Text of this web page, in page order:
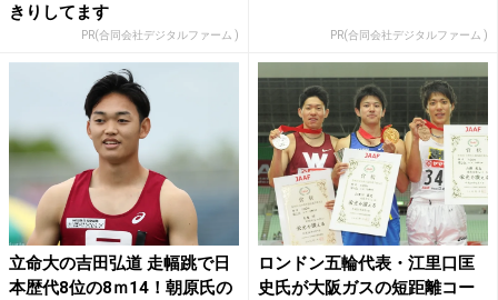
きりしてます
PR(合同会社デジタルファーム ) PR(合同会社デジタルファーム )
立命大の吉田弘道 走幅跳で日
本歴代8位の8ｍ14！朝原氏の
ロンドン五輪代表・江里口匡
史氏が大阪ガスの短距離コー